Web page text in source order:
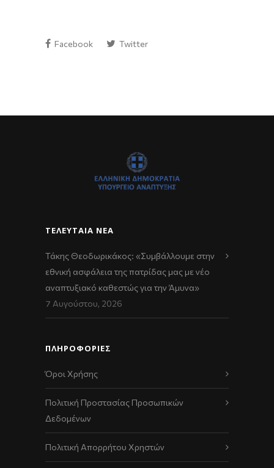
Facebook Twitter
ΤΕΛΕΥΤΑΊΑ ΝΈΑ
Τάκης Θεοδωρικάκος: «Συμβάλλουμε στην
εθνική ασφάλεια της πατρίδας μας με νέο
αναπτυξιακό καθεστώς για την Άμυνα»
7 Αυγούστου, 2026
ΠΛΗΡΟΦΟΡΙΕΣ
Όροι Χρήσης
Πολιτική Προστασίας Προσωπικών
Δεδομένων
Πολιτική Απορρήτου Χρηστών